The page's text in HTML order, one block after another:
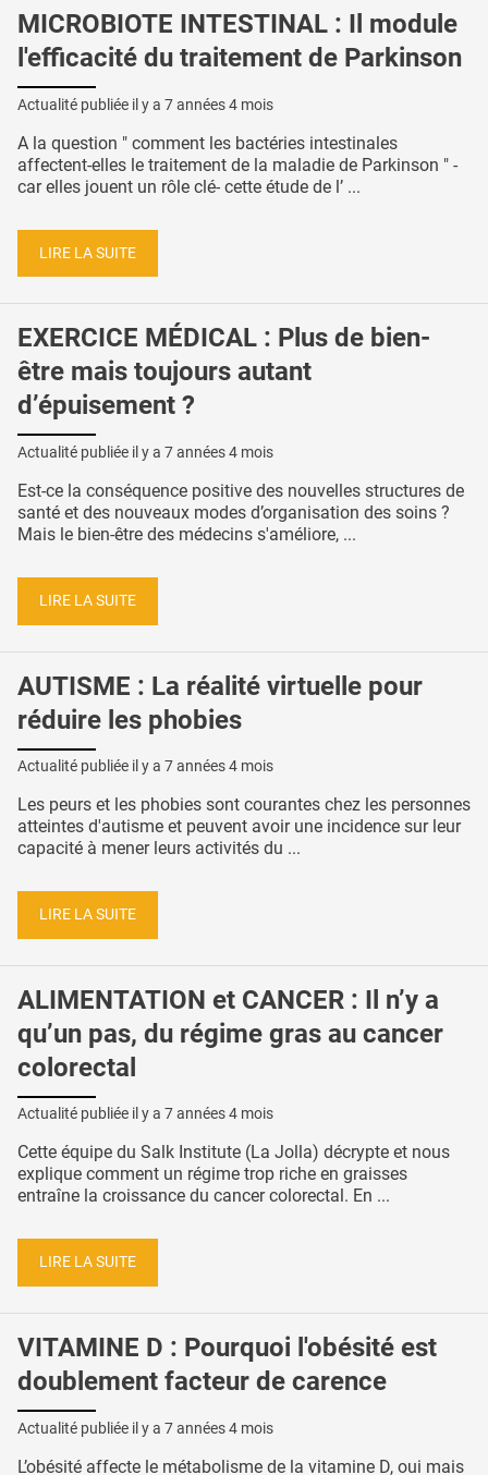
MICROBIOTE INTESTINAL : Il module
l'efficacité du traitement de Parkinson
Actualité publiée il y a 7 années 4 mois
A la question " comment les bactéries intestinales
affectent-elles le traitement de la maladie de Parkinson " -
car elles jouent un rôle clé- cette étude de l’ ...
LIRE LA SUITE
EXERCICE MÉDICAL : Plus de bien-
être mais toujours autant
d’épuisement ?
Actualité publiée il y a 7 années 4 mois
Est-ce la conséquence positive des nouvelles structures de
santé et des nouveaux modes d’organisation des soins ?
Mais le bien-être des médecins s'améliore, ...
LIRE LA SUITE
AUTISME : La réalité virtuelle pour
réduire les phobies
Actualité publiée il y a 7 années 4 mois
Les peurs et les phobies sont courantes chez les personnes
atteintes d'autisme et peuvent avoir une incidence sur leur
capacité à mener leurs activités du ...
LIRE LA SUITE
ALIMENTATION et CANCER : Il n’y a
qu’un pas, du régime gras au cancer
colorectal
Actualité publiée il y a 7 années 4 mois
Cette équipe du Salk Institute (La Jolla) décrypte et nous
explique comment un régime trop riche en graisses
entraîne la croissance du cancer colorectal. En ...
LIRE LA SUITE
VITAMINE D : Pourquoi l'obésité est
doublement facteur de carence
Actualité publiée il y a 7 années 4 mois
L’obésité affecte le métabolisme de la vitamine D, oui mais